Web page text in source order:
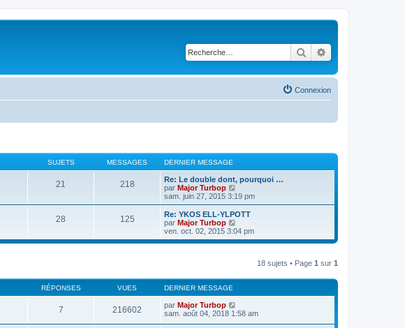
Rechercher
Connexion
SUJETS MESSAGES DERNIER MESSAGE
21 218
Re: Le double dont, pourquoi …
par Major Turbop
o
i
r
e
e
e
m
s
sam. juin 27, 2015 3:19 pm
28 125
Re: YKOS ELL-YLPOTT
par Major Turbop
o
i
e
n
e
r
ven. oct. 02, 2015 3:04 pm
18 sujets • Page 1 sur 1
RÉPONSES VUES DERNIER MESSAGE
7 216602 par Major Turbop
sam. août 04, 2018 1:58 am